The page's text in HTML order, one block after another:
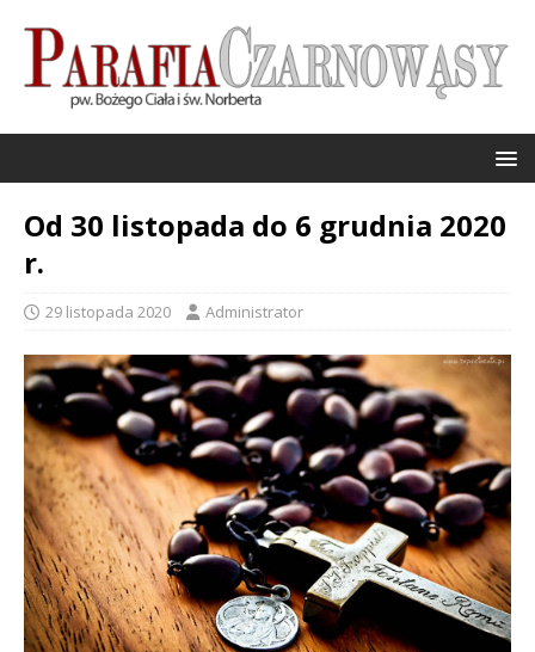
Od 30 listopada do 6 grudnia 2020
r.
29 listopada 2020 Administrator